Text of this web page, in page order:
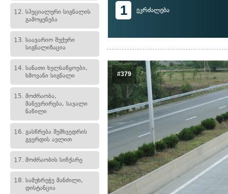
12. სპეციალური სიგნალის
გამოყენება
13. საავარიო შუქური
სიგნალიზაცია
14. სანათი ხელსაწყოები,
ხმოვანი სიგნალი
15. მოძრაობა,
მანევრირება, სავალი
ნაწილი
16. გასწრება შემხვედრის
გვერდის ავლით
17. მოძრაობის სიჩქარე
18. სამუხრუჭე მანძილი,
დისტანცია
1 ეკრძალება
#379